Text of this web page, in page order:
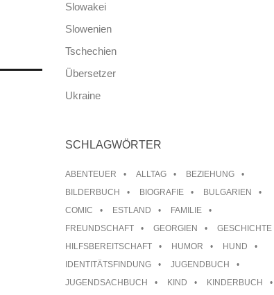
Slowakei
Slowenien
Tschechien
Übersetzer
Ukraine
SCHLAGWÖRTER
ABENTEUER ALLTAG
BEZIEHUNG
BILDERBUCH
BIOGRAFIE
BULGARIEN
COMIC
ESTLAND
FAMILIE
FREUNDSCHAFT
GEORGIEN
GESCHICHTE
HILFSBEREITSCHAFT
HUMOR
HUND
IDENTITÄTSFINDUNG
JUGENDBUCH
JUGENDSACHBUCH
KIND
KINDERBUCH